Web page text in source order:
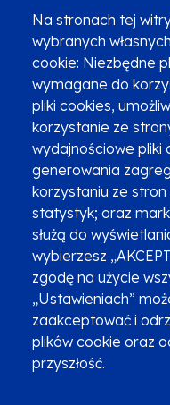
Na stronach tej
wybranych
cookie: Niezbędne
wymagane do
pliki cookies,
korzystanie ze
wydajnościowe pliki
generowania
korzystaniu ze
statystyk; oraz
służą do
wybierzesz
zgodę na użycie
„Ustawieniach”
zaakceptować i
plików cookie oraz
przyszłość.
Zgłoszenia
Newsletter
Najczęściej
Zobacz inne programy
Deklaracja dostępności
Przetwarzanie danych